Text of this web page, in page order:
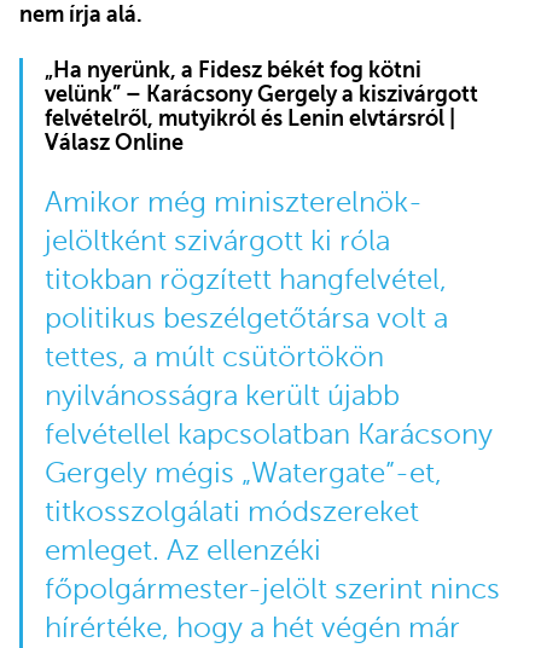
nem írja alá.
„Ha nyerünk, a Fidesz békét fog kötni
velünk” – Karácsony Gergely a kiszivárgott
felvételről, mutyikról és Lenin elvtársról |
Válasz Online
Amikor még miniszterelnök-
jelöltként szivárgott ki róla
titokban rögzített hangfelvétel,
politikus beszélgetőtársa volt a
tettes, a múlt csütörtökön
nyilvánosságra került újabb
felvétellel kapcsolatban Karácsony
Gergely mégis „Watergate”-et,
titkosszolgálati módszereket
emleget. Az ellenzéki
főpolgármester-jelölt szerint nincs
hírértéke, hogy a hét végén már